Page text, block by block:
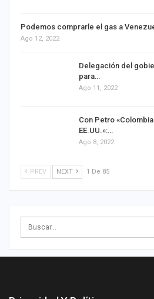
Podemos comprarle el gas a
Ago 12, 2022
Delegación del
para…
Ago 11, 2022
Con Petro
EE.UU.»:…
Ago 8, 2022
PREV NEXT 1 De 85